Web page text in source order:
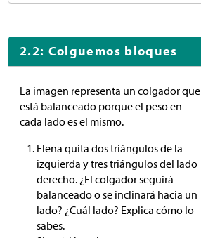
2.2: Colguemos bloques
La imagen representa un colgador que
está balanceado porque el peso en
cada lado es el mismo.
Elena quita dos triángulos de la
izquierda y tres triángulos del lado
derecho. ¿El colgador seguirá
balanceado o se inclinará hacia un
lado? ¿Cuál lado? Explica cómo lo
sabes.